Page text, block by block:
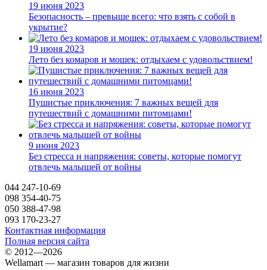
19 июня 2023
Безопасность – превыше всего: что взять с собой в
укрытие?
19 июня 2023
Лето без комаров и мошек: отдыхаем с удовольствием!
16 июня 2023
Пушистые приключения: 7 важных вещей для
путешествий с домашними питомцами!
9 июня 2023
Без стресса и напряжения: советы, которые помогут
отвлечь малышей от войны
044 247-10-69
098 354-40-75
050 388-47-98
093 170-23-27
Контактная информация
Полная версия сайта
© 2012—2026
Wellamart — магазин товаров для жизни